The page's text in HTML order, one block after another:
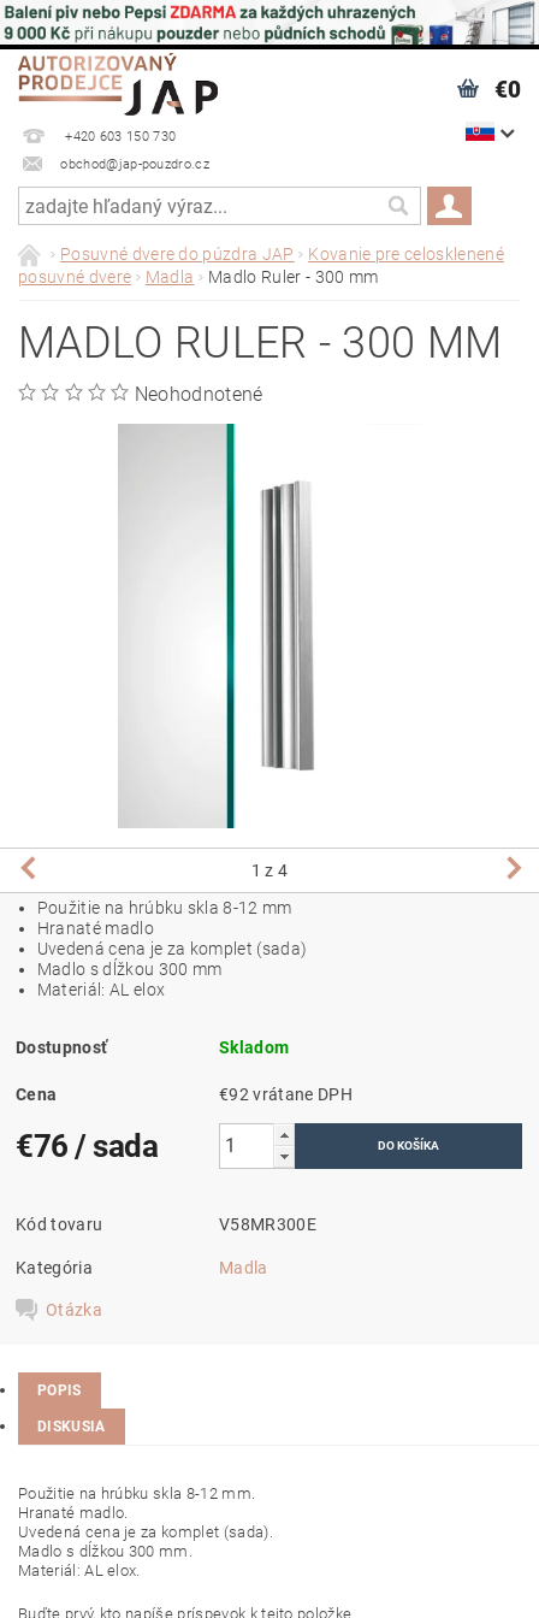
+420 603 150 730
obchod@jap-pouzdro.cz
€0
Posuvné dvere do púzdra JAP
Kovanie pre celosklenené
posuvné dvere
Madla Madlo Ruler - 300 mm
MADLO RULER - 300 MM
Neohodnotené
1 z 4
Použitie na hrúbku skla 8-12 mm
Hranaté madlo
Uvedená cena je za komplet (sada)
Madlo s dĺžkou 300 mm
Materiál: AL elox
Dostupnosť Skladom
Cena €92 vrátane DPH
€76 / sada
Kód tovaru V58MR300E
Kategória Madla
Otázka
POPIS
DISKUSIA
Použitie na hrúbku skla 8-12 mm.
Hranaté madlo.
Uvedená cena je za komplet (sada).
Madlo s dĺžkou 300 mm.
Materiál: AL elox.
Buďte prvý, kto napíše príspevok k tejto položke.